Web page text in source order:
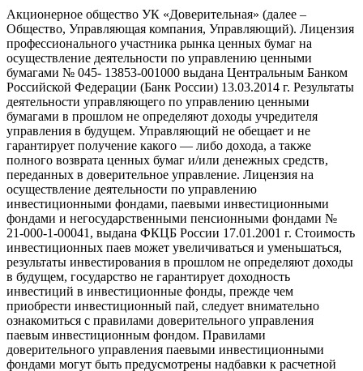
Акционерное общество УК «Доверительная» (далее –
Общество, Управляющая компания, Управляющий). Лицензия
профессионального участника рынка ценных бумаг на
осуществление деятельности по управлению ценными
бумагами № 045- 13853-001000 выдана Центральным Банком
Российской Федерации (Банк России) 13.03.2014 г. Результаты
деятельности управляющего по управлению ценными
бумагами в прошлом не определяют доходы учредителя
управления в будущем. Управляющий не обещает и не
гарантирует получение какого — либо дохода, а также
полного возврата ценных бумаг и/или денежных средств,
переданных в доверительное управление. Лицензия на
осуществление деятельности по управлению
инвестиционными фондами, паевыми инвестиционными
фондами и негосударственными пенсионными фондами №
21-000-1-00041, выдана ФКЦБ России 17.01.2001 г. Стоимость
инвестиционных паев может увеличиваться и уменьшаться,
результаты инвестирования в прошлом не определяют доходы
в будущем, государство не гарантирует доходность
инвестиций в инвестиционные фонды, прежде чем
приобрести инвестиционный пай, следует внимательно
ознакомиться с правилами доверительного управления
паевым инвестиционным фондом. Правилами
доверительного управления паевыми инвестиционными
фондами могут быть предусмотрены надбавки к расчетной